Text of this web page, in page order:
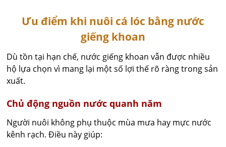
Ưu điểm khi nuôi cá lóc bằng nước
giếng khoan
Dù tồn tại hạn chế, nước giếng khoan vẫn được nhiều
hộ lựa chọn vì mang lại một số lợi thế rõ ràng trong sản
xuất.
Chủ động nguồn nước quanh năm
Người nuôi không phụ thuộc mùa mưa hay mực nước
kênh rạch. Điều này giúp: